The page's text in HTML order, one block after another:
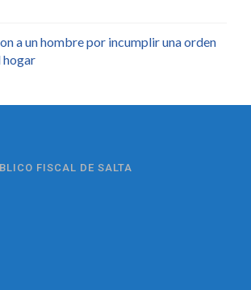
a un hombre por incumplir una orden
hogar
FISCAL DE SALTA